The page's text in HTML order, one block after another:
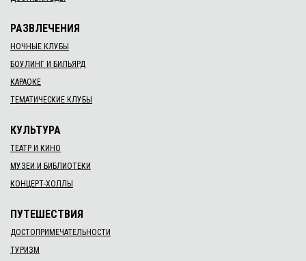
РАЗВЛЕЧЕНИЯ
НОЧНЫЕ КЛУБЫ
БОУЛИНГ И БИЛЬЯРД
КАРАОКЕ
ТЕМАТИЧЕСКИЕ КЛУБЫ
КУЛЬТУРА
ТЕАТР И КИНО
МУЗЕИ И БИБЛИОТЕКИ
КОНЦЕРТ-ХОЛЛЫ
ПУТЕШЕСТВИЯ
ДОСТОПРИМЕЧАТЕЛЬНОСТИ
ТУРИЗМ